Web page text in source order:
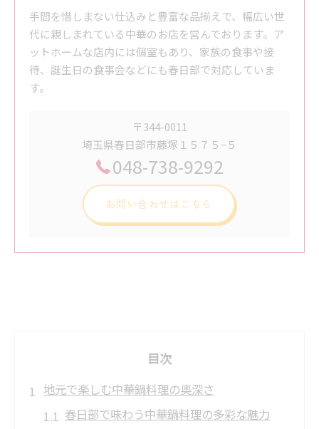
手間を惜しまない仕込みと豊富な品揃えで、幅広い世
代に親しまれている中華のお店を営んでおります。ア
ットホームな店内には個室もあり、家族の食事や接
待、誕生日の食事会などにも春日部で対応していま
す。
〒344-0011
埼玉県春日部市藤塚１５７５−５
048-738-9292
お問い合わせはこちら
目次
地元で楽しむ中華鍋料理の奥深さ
春日部で味わう中華鍋料理の多彩な魅力